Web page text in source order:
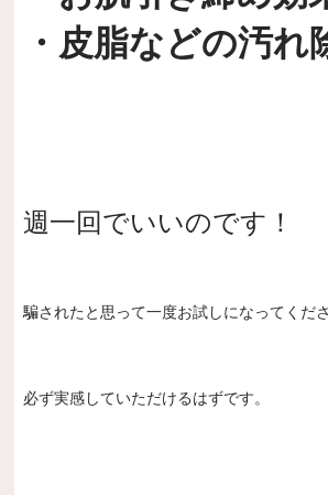
・皮脂などの汚れ
週一回でいいのです！
騙されたと思って一度お試しになってくだ
必ず実感していただけるはずです。